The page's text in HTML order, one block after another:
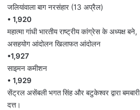
जलियांवाला बाग नरसंहार (13 अप्रैल)
• 1,920
महात्मा गांधी भारतीय राष्ट्रीय कांग्रेस के अध्यक्ष बने,
असहयोग आंदोलन खिलाफत आंदोलन
•1,927
साइमन कमीशन
• 1,929
सेंट्रल असेंबली भगत सिंह और बटुकेश्वर द्वारा बमबारी
दत्त।